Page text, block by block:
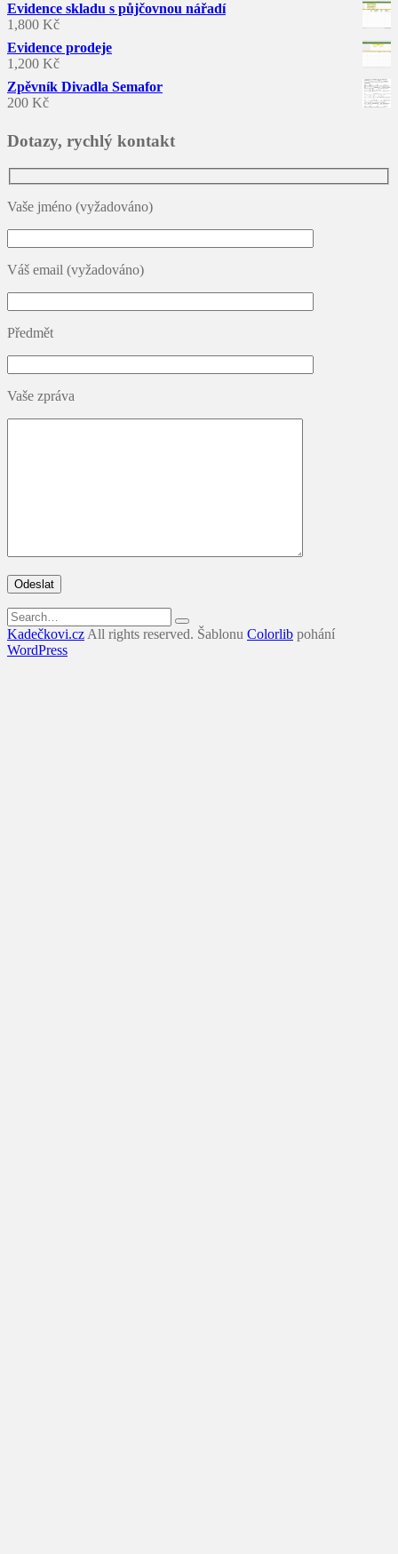
Evidence skladu s půjčovnou nářadí
1,800 Kč
Evidence prodeje
1,200 Kč
Zpěvník Divadla Semafor
200 Kč
Dotazy, rychlý kontakt
Vaše jméno (vyžadováno)
Váš email (vyžadováno)
Předmět
Vaše zpráva
Search
for:
Kadečkovi.cz All rights reserved. Šablonu Colorlib pohání
WordPress